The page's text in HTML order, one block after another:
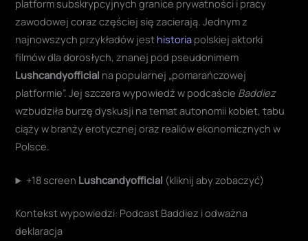
platform subskrypcyjnych granice prywatności i pracy
zawodowej coraz częściej się zacierają. Jednym z
najnowszych przykładów jest historia polskiej aktorki
filmów dla dorosłych, znanej pod pseudonimem
Lushcandyofficial na popularnej „pomarańczowej
platformie”. Jej szczera wypowiedź w podcaście Baddiez
wzbudziła burzę dyskusji na temat autonomii kobiet, tabu
ciąży w branży erotycznej oraz realiów ekonomicznych w
Polsce.
+18 screen Lushcandyofficial (kliknij aby zobaczyć)
Kontekst wypowiedzi: Podcast Baddiez i odważna
deklaracja